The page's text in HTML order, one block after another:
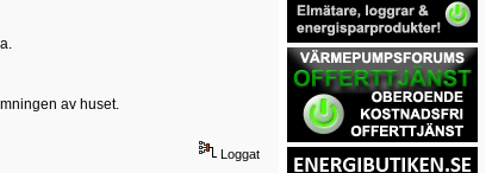
av huset.
Loggat